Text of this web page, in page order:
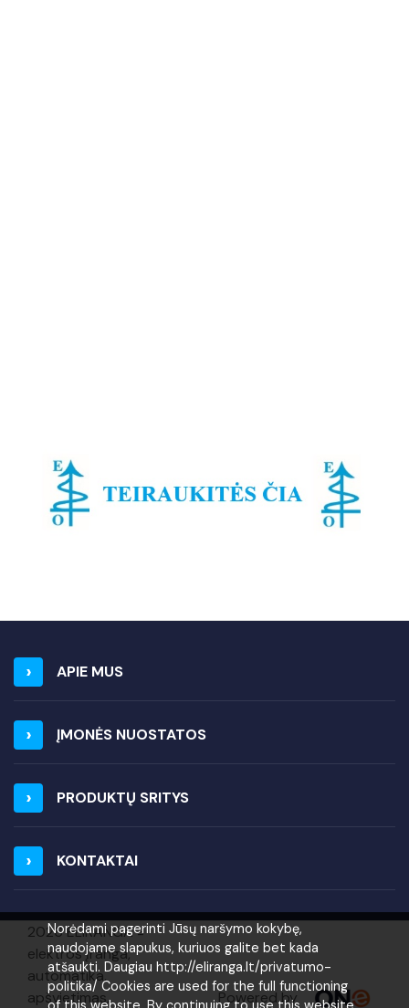
Norėdami pagerinti Jūsų naršymo kokybę,
naudojame slapukus, kuriuos galite bet kada
atšaukti. Daugiau http://eliranga.lt/privatumo-
politika/ Cookies are used for the full functioning
APIE MUS
ĮMONĖS NUOSTATOS
PRODUKTŲ SRITYS
KONTAKTAI
2026 ELIRANGA =
elektros įranga,
automatika,
apšvietimas,
Powered by